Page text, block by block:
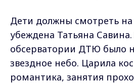
Дети должны смотреть на
убеждена Татьяна
обсерватории ДТЮ было
звездное небо. Царила
романтика, занятия